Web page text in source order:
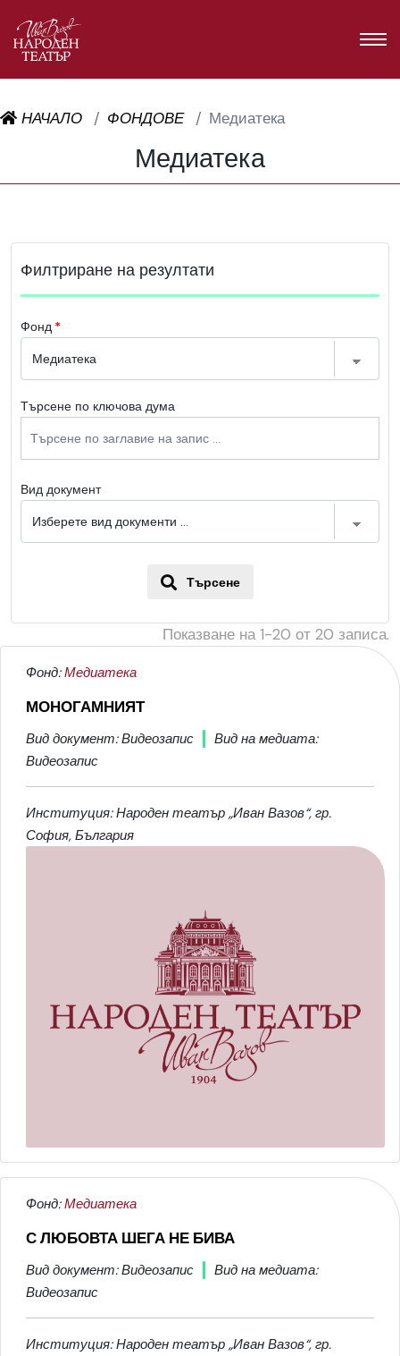
НАЧАЛО ФОНДОВЕ Медиатека
Медиатека
Филтриране на резултати
Фонд
Търсене по ключова дума
Вид документ
Търсене
Показване на1-20 от 20 записа.
Фонд:Медиатека
МОНОГАМНИЯТ
Вид документ: Видеозапис
Вид на медиата:
Видеозапис
Институция: Народен театър „Иван Вазов“, гр.
София, България
Фонд:Медиатека
С ЛЮБОВТА ШЕГА НЕ БИВА
Вид документ: Видеозапис
Вид на медиата:
Видеозапис
Институция: Народен театър „Иван Вазов“, гр.